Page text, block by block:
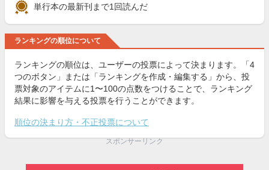
単行本の最新刊まで1回読んだ
ランキングの順位について
ランキングの順位は、ユーザーの投票によって決まります。「4
つのボタン」または「ランキングを作成・編集する」から、投
票対象のアイテムに1〜100の点数をつけることで、ランキング
結果に影響を与える投票を行うことができます。
順位の決まり方・不正投票について
スポンサーリンク